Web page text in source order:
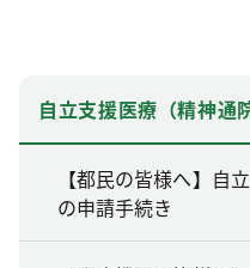
自立支援医療（精神通
【都民の皆様へ】自
の申請手続き